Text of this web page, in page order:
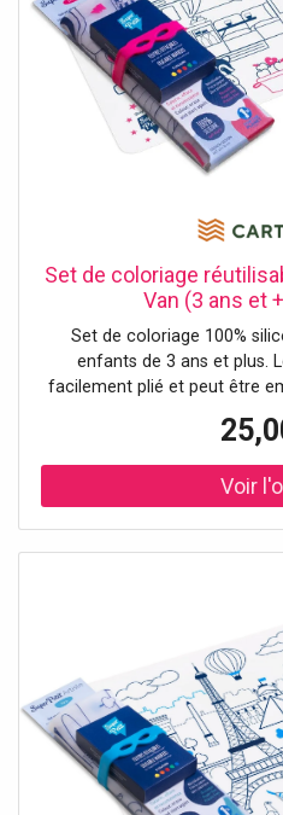
Set de coloriage
Van (3 ans et
Set de coloriage 100%
enfants de 3 ans et plus.
facilement plié et peut être
enfants peuvent colorier à
Dimensions du set de table :
antibactérien - Entretien :
l'eau propre - Normes :